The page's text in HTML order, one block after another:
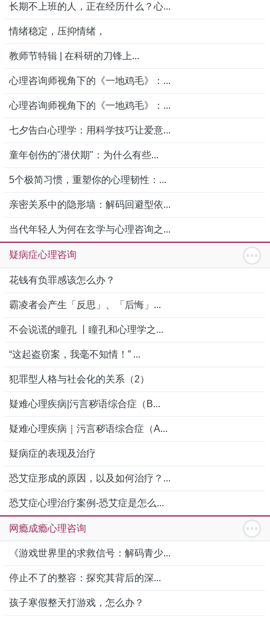
长期不上班的人，正在经历什么？心...
情绪稳定，压抑情绪，
教师节特辑 | 在科研的刀锋上...
心理咨询师视角下的《一地鸡毛》：...
心理咨询师视角下的《一地鸡毛》：...
七夕告白心理学：用科学技巧让爱意...
童年创伤的"潜伏期"：为什么有些...
5个极简习惯，重塑你的心理韧性：...
亲密关系中的隐形墙：解码回避型依...
当代年轻人为何在玄学与心理咨询之...
疑病症心理咨询
花钱有负罪感该怎么办？
霸凌者会产生「反思」、「后悔」...
不会说谎的瞳孔 丨瞳孔和心理学之...
“这起盗窃案，我毫不知情！” ...
犯罪型人格与社会化的关系（2）
疑难心理疾病|污言秽语综合症（B...
疑难心理疾病｜污言秽语综合症（A...
疑病症的表现及治疗
恐艾症形成的原因，以及如何治疗？...
恐艾症心理治疗案例-恐艾症是怎么...
网瘾成瘾心理咨询
《游戏世界里的求救信号：解码青少...
停止不了的整容：探究其背后的深...
孩子寒假整天打游戏，怎么办？